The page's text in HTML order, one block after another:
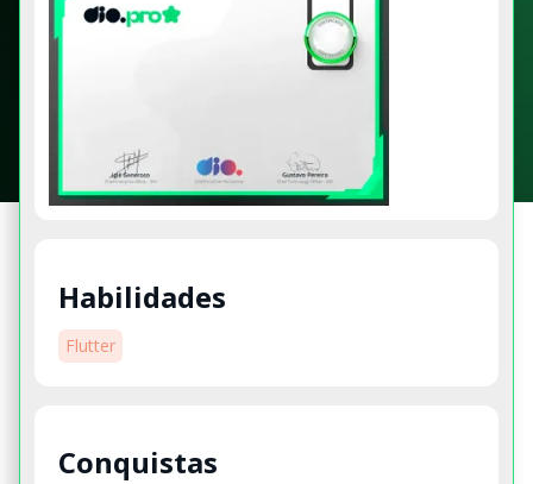
Habilidades
Flutter
Conquistas